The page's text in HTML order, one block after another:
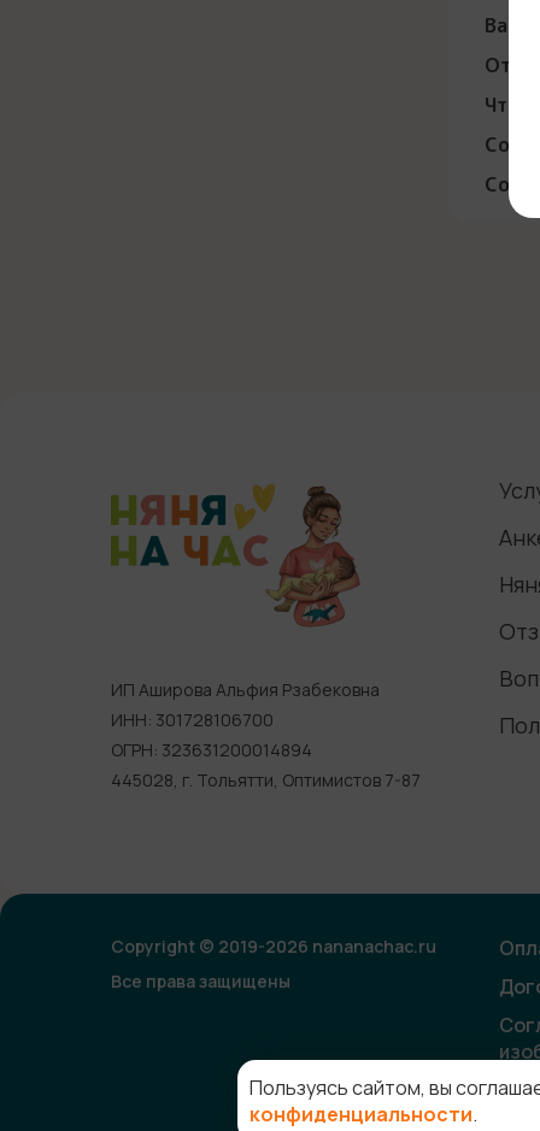
Ваш
Что
ИП Аширова Альфия Рзабековна
ИНН: 301728106700
ОГРН: 323631200014894
445028, г. Тольятти, Оптимистов 7-87
Copyright © 2019-2026 nananachac.ru
Все права защищены
Пользуясь сайтом, вы
конфиденциальности.